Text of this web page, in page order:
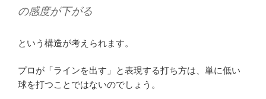
の感度が下がる
という構造が考えられます。
プロが「ラインを出す」と表現する打ち方は、単に低い
球を打つことではないのでしょう。